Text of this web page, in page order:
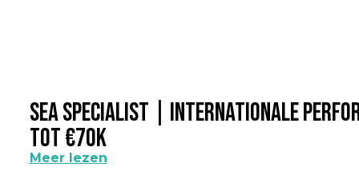
SEA Specialist | Internationale
Tot €70k
Meer lezen